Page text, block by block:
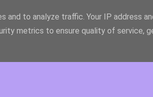
to analyze traffic. Your IP address
metrics to ensure quality of service,